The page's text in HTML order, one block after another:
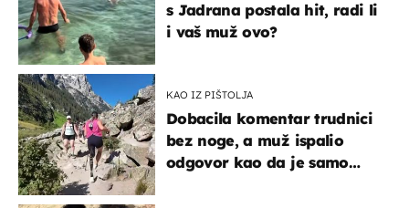
s Jadrana postala hit, radi li
i vaš muž ovo?
KAO IZ PIŠTOLJA
Dobacila komentar trudnici
bez noge, a muž ispalio
odgovor kao da je samo